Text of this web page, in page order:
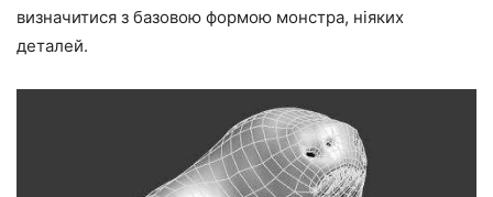
визначитися з базовою формою монстра, ніяких
деталей.